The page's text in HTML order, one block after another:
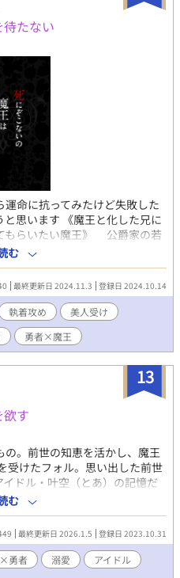
たない
命に抗ってみたけど失敗した
思います 《魔王と化した兄に
もらいたい魔王》 公爵家の若
いの弟シグファリスと対面し
取り戻す。 この世界は前世で
シャリオ』と全く同じ。物語と
スティドは悪魔の力を得て魔
覚醒した弟シグファリスに殺
な最悪の筋書きを変えるべく
悪魔に身体を奪われ、魔王に
起こり、多くの罪なき人々が
としかできないアリスティド
たシグファリスに殺してもら
王の最終決戦。物語通りシグ
スティドは、瀕死の状態で捕
展開になっているのか、今更
ことができたのかは不明だが、
を説明しようと試みる。しか
に嬲られてしまい――。 ※物語
描写が一部ありますが、これ
せん。 ※この作品は小説家にな
掲載しています。
む
最終更新日 2024.11.3 登録日 2024.10.14
執着攻め
美人受け
勇者×魔王
13
す
の。前世の知恵を活かし、魔王
受けたフォル。思い出した前世
ドル・叶空（とあ）の記憶だ
……俺は平和な町でのんびり暮
村はずれの泉で禍々しくも美し
はフォルの顔を見た瞬間、「叶
同じ前世の記憶がある魔物……
その元オタクが勇者と魔王と
託をした、共同戦線が幕を開
む
最終更新日 2026.1.5 登録日 2023.10.31
勇者 溺愛
アイドル